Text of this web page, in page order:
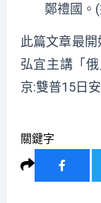
鄭禮國。
此篇文章最開
弘宜主講「
京:雙普15日
關鍵字